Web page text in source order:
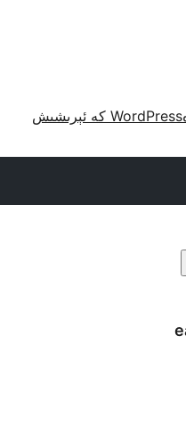
WordPress كە ئېرىشىش